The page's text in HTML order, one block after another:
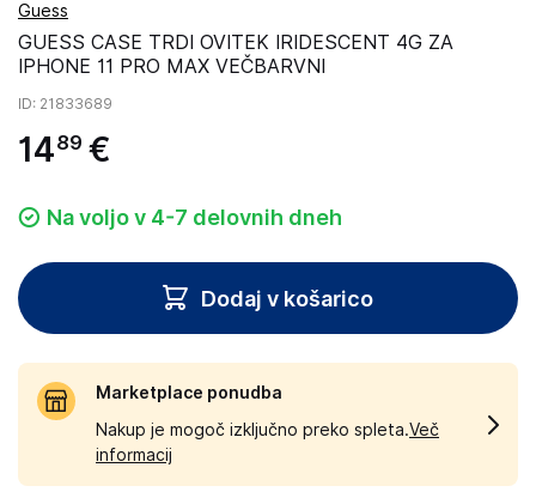
Guess
GUESS CASE TRDI OVITEK IRIDESCENT 4G ZA
IPHONE 11 PRO MAX VEČBARVNI
ID: 21833689
1489 €
Na voljo v 4-7 delovnih dneh
Dodaj v košarico
Marketplace ponudba
Nakup je mogoč izključno preko spleta.Več
informacij